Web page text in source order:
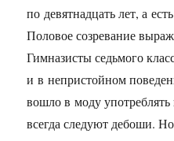
по девятнадцать лет, а
Половое созревание
Гимназисты седьмого
и в непристойном
вошло в моду
всегда следуют дебоши.